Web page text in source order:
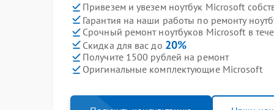
Привезем и увезем ноутбук Microsoft
Гарантия на наши работы по ремонту
Срочный ремонт ноутбуков Microsoft в
Скидка для вас до 20%
Получите 1500 рублей на ремонт
Оригинальные комплектующие Microsoft